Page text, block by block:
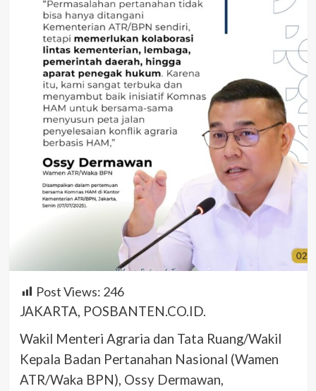
Post Views: 246
JAKARTA, POSBANTEN.CO.ID.
Wakil Menteri Agraria dan Tata Ruang/Wakil
Kepala Badan Pertanahan Nasional (Wamen
ATR/Waka BPN), Ossy Dermawan,